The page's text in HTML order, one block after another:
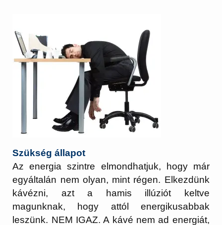
Szükség állapot
Az energia szintre elmondhatjuk, hogy már
egyáltalán nem olyan, mint régen. Elkezdünk
kávézni, azt a hamis illúziót keltve
magunknak, hogy attól energikusabbak
leszünk. NEM IGAZ. A kávé nem ad energiát,